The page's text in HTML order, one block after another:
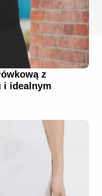
z
i idealnym